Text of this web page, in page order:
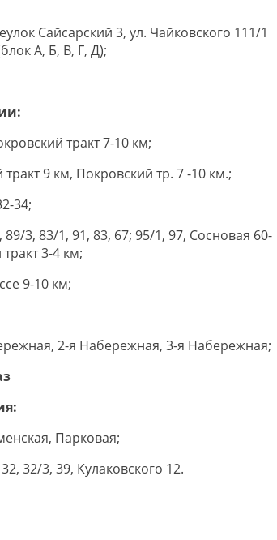
Сайсарский 3, ул. Чайковского 111/1
А, Б, В, Г, Д);
тракт 7-10 км;
9 км, Покровский тр. 7 -10 км.;
34;
3, 83/1, 91, 83, 67; 95/1, 97, Сосновая 60-
3-4 км;
9-10 км;
2-я Набережная, 3-я Набережная;
Парковая;
32/3, 39, Кулаковского 12.